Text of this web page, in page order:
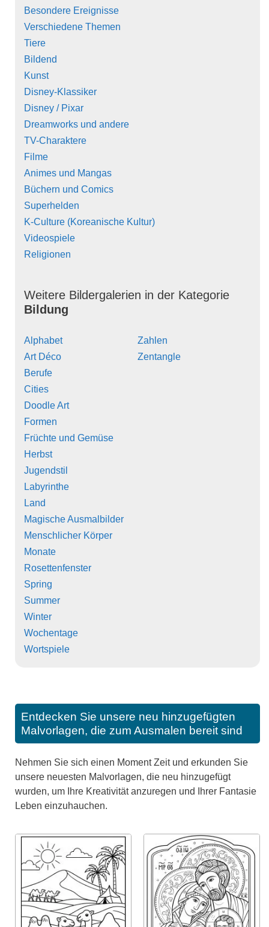
Besondere Ereignisse
Verschiedene Themen
Tiere
Bildend
Kunst
Disney-Klassiker
Disney / Pixar
Dreamworks und andere
TV-Charaktere
Filme
Animes und Mangas
Büchern und Comics
Superhelden
K-Culture (Koreanische Kultur)
Videospiele
Religionen
Weitere Bildergalerien in der Kategorie
Bildung
Alphabet
Art Déco
Berufe
Cities
Doodle Art
Formen
Früchte und Gemüse
Herbst
Jugendstil
Labyrinthe
Land
Magische Ausmalbilder
Menschlicher Körper
Monate
Rosettenfenster
Spring
Summer
Winter
Wochentage
Wortspiele
Zahlen
Zentangle
Entdecken Sie unsere neu hinzugefügten
Malvorlagen, die zum Ausmalen bereit sind
Nehmen Sie sich einen Moment Zeit und erkunden Sie
unsere neuesten Malvorlagen, die neu hinzugefügt
wurden, um Ihre Kreativität anzuregen und Ihrer Fantasie
Leben einzuhauchen.